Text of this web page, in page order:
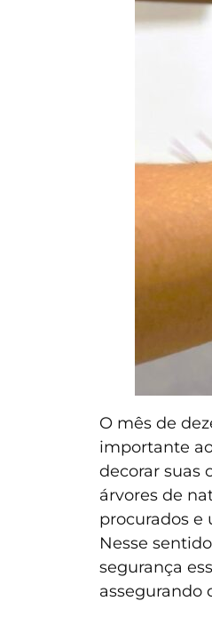
O mês de
importante
decorar suas
árvores de
procurados e
Nesse
segurança
assegurando